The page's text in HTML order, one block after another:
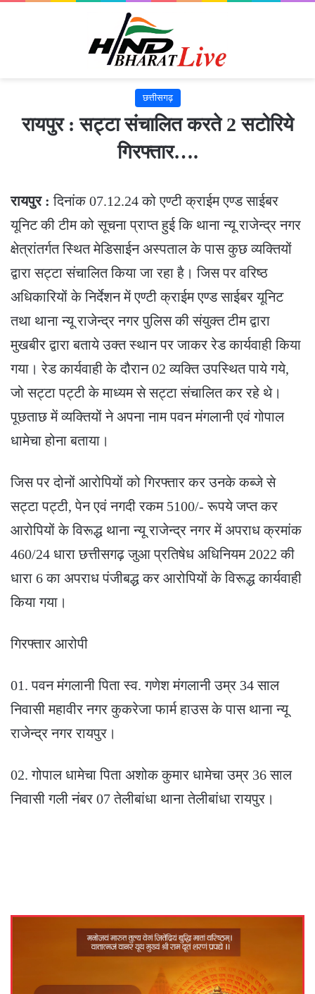
छत्तीसगढ़
रायपुर : सट्टा संचालित करते 2 सटोरिये
गिरफ्तार….
रायपुर : दिनांक 07.12.24 को एण्टी क्राईम एण्ड साईबर
यूनिट की टीम को सूचना प्राप्त हुई कि थाना न्यू राजेन्द्र नगर
क्षेत्रांतर्गत स्थित मेडिसाईन अस्पताल के पास कुछ व्यक्तियों
द्वारा सट्टा संचालित किया जा रहा है। जिस पर वरिष्ठ
अधिकारियों के निर्देशन में एण्टी क्राईम एण्ड साईबर यूनिट
तथा थाना न्यू राजेन्द्र नगर पुलिस की संयुक्त टीम द्वारा
मुखबीर द्वारा बताये उक्त स्थान पर जाकर रेड कार्यवाही किया
गया। रेड कार्यवाही के दौरान 02 व्यक्ति उपस्थित पाये गये,
जो सट्टा पट्टी के माध्यम से सट्टा संचालित कर रहे थे।
पूछताछ में व्यक्तियों ने अपना नाम पवन मंगलानी एवं गोपाल
धामेचा होना बताया।
जिस पर दोनों आरोपियों को गिरफ्तार कर उनके कब्जे से
सट्टा पट्टी, पेन एवं नगदी रकम 5100/- रूपये जप्त कर
आरोपियों के विरूद्ध थाना न्यू राजेन्द्र नगर में अपराध क्रमांक
460/24 धारा छत्तीसगढ़ जुआ प्रतिषेध अधिनियम 2022 की
धारा 6 का अपराध पंजीबद्ध कर आरोपियों के विरूद्ध कार्यवाही
किया गया।
गिरफ्तार आरोपी
01. पवन मंगलानी पिता स्व. गणेश मंगलानी उम्र 34 साल
निवासी महावीर नगर कुकरेजा फार्म हाउस के पास थाना न्यू
राजेन्द्र नगर रायपुर।
02. गोपाल धामेचा पिता अशोक कुमार धामेचा उम्र 36 साल
निवासी गली नंबर 07 तेलीबांधा थाना तेलीबांधा रायपुर।